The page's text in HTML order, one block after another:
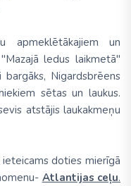
un
ledus laikmetā''
Nigardsbrēens
sētas un laukus.
atstājis laukakmeņu
doties mierīgā
Atlantijas ceļu.